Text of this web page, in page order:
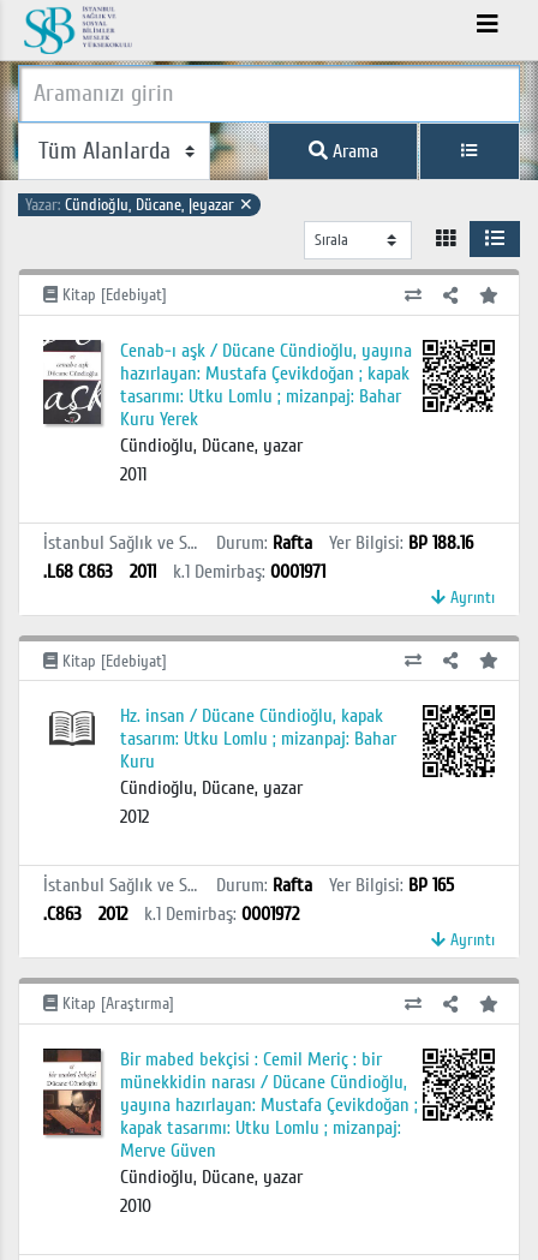
Arama
Yazar: Cündioğlu, Dücane, |eyazar ✕
Kitap [Edebiyat]
Cenab-ı aşk / Dücane Cündioğlu, yayına
hazırlayan: Mustafa Çevikdoğan ; kapak
tasarımı: Utku Lomlu ; mizanpaj: Bahar
Kuru Yerek
Cündioğlu, Dücane, yazar
2011
İstanbul Sağlık ve Sosyal Bilimler MYO Kütüphanesi Durum: Rafta Yer Bilgisi: BP 188.16
.L68 C863
2011 k.1 Demirbaş: 0001971
Ayrıntı
Kitap [Edebiyat]
Hz. insan / Dücane Cündioğlu, kapak
tasarım: Utku Lomlu ; mizanpaj: Bahar
Kuru
Cündioğlu, Dücane, yazar
2012
İstanbul Sağlık ve Sosyal Bilimler MYO Kütüphanesi Durum: Rafta Yer Bilgisi: BP 165
.C863
2012 k.1 Demirbaş: 0001972
Ayrıntı
Kitap [Araştırma]
Bir mabed bekçisi : Cemil Meriç : bir
münekkidin narası / Dücane Cündioğlu,
yayına hazırlayan: Mustafa Çevikdoğan ;
kapak tasarımı: Utku Lomlu ; mizanpaj:
Merve Güven
Cündioğlu, Dücane, yazar
2010